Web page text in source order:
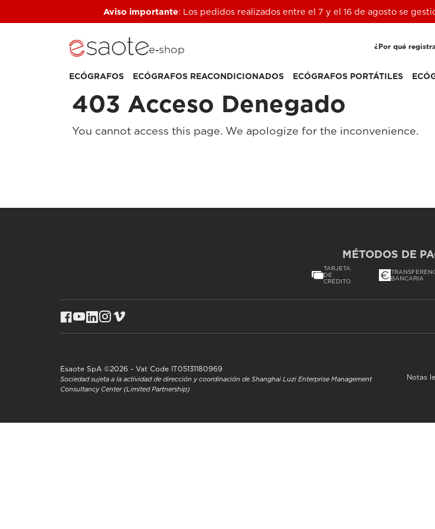
Aviso importante: Los pedidos realizados entre el 7 y el 16 de agosto se
e‑shop ¿Por qué
ECÓGRAFOS ECÓGRAFOS REACONDICIONADOS ECÓGRAFOS PORTÁTILES
403 Acceso Denegado
You cannot access this page. We apologize for the inconvenience.
MÉTODOS DE
TARJETA
DE
CRÉDITO
BANCARIA
Esaote SpA ©2026 - Vat Code IT05131180969
Sociedad sujeta a la actividad de dirección y coordinación de Shanghai Luzi Enterprise Management
Consultancy Center (Limited Partnership)
Notas